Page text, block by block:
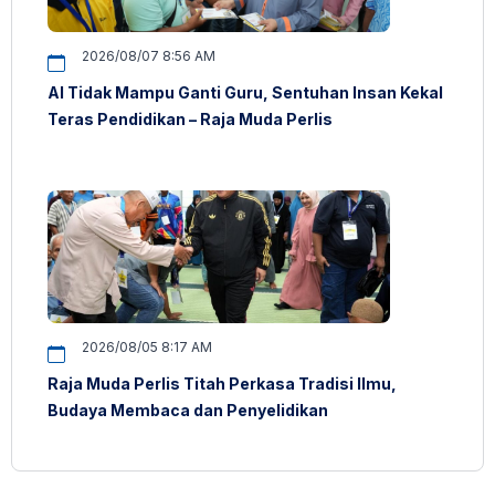
2026/08/07 8:56 AM
AI Tidak Mampu Ganti Guru, Sentuhan Insan Kekal
Teras Pendidikan – Raja Muda Perlis
2026/08/05 8:17 AM
Raja Muda Perlis Titah Perkasa Tradisi Ilmu,
Budaya Membaca dan Penyelidikan